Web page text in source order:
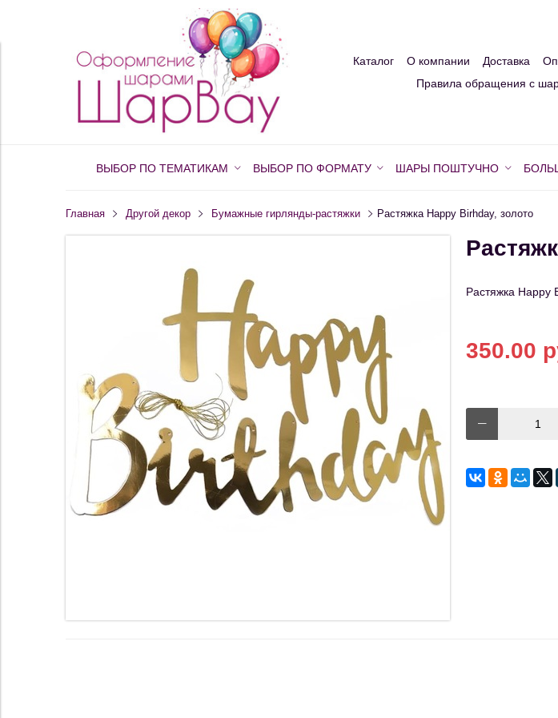
Каталог О компании Доставка
Правила обращения с
ВЫБОР ПО ТЕМАТИКАМ ВЫБОР ПО ФОРМАТУ ШАРЫ ПОШТУЧНО
Главная Другой декор Бумажные гирлянды-растяжки Растяжка Happy Birhday, золото
Растяжка Happy
350.00